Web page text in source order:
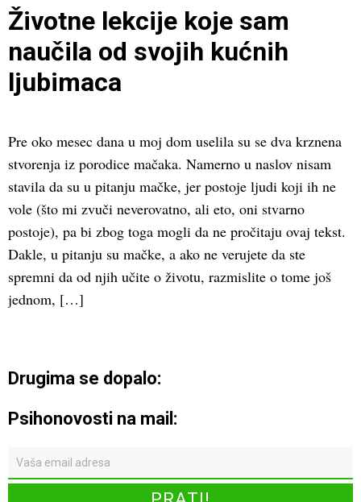
Životne lekcije koje sam
naučila od svojih kućnih
ljubimaca
Pre oko mesec dana u moj dom uselila su se dva krznena
stvorenja iz porodice mačaka. Namerno u naslov nisam
stavila da su u pitanju mačke, jer postoje ljudi koji ih ne
vole (što mi zvuči neverovatno, ali eto, oni stvarno
postoje), pa bi zbog toga mogli da ne pročitaju ovaj tekst.
Dakle, u pitanju su mačke, a ako ne verujete da ste
spremni da od njih učite o životu, razmislite o tome još
jednom, […]
Drugima se dopalo:
Psihonovosti na mail: